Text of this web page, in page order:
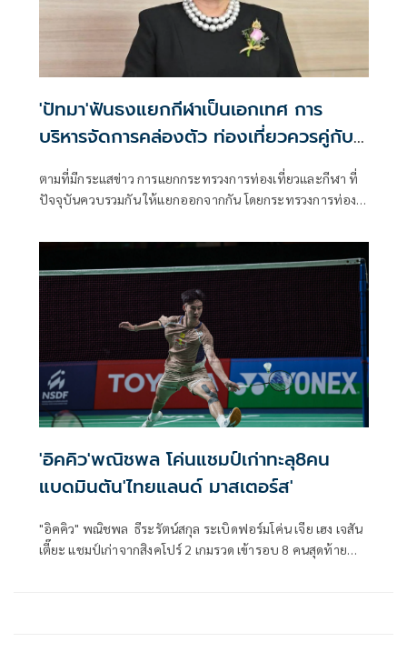
'ปัทมา'ฟันธงแยกกีฬาเป็นเอกเทศ การ
บริหารจัดการคล่องตัว ท่องเที่ยวควรคู่กับ
วัฒนธรรม
ตามที่มีกระแสข่าว การแยกกระทรวงการท่องเที่ยวและกีฬา ที่
ปัจจุบันควบรวมกัน ให้แยกออกจากกัน โดยกระทรวงการท่อง
'อิคคิว'พณิชพล โค่นแชมป์เก่าทะลุ8คน
แบดมินตัน'ไทยแลนด์ มาสเตอร์ส'
"อิคคิว" พณิชพล ธีระรัตน์สกุล ระเบิดฟอร์มโค่น เจีย เฮง เจสัน
เตี๊ยะ แชมป์เก่าจากสิงคโปร์ 2 เกมรวด เข้ารอบ 8 คนสุดท้าย